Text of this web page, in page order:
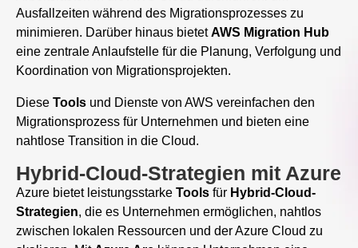
Ausfallzeiten während des Migrationsprozesses zu
minimieren. Darüber hinaus bietetAWS Migration Hub
eine zentrale Anlaufstelle für die Planung, Verfolgung und
Koordination von Migrationsprojekten.
Diese Tools und Dienste von AWS vereinfachen den
Migrationsprozess für Unternehmen und bieten eine
nahtlose Transition in die Cloud.
Hybrid-Cloud-Strategien mit Azure
Azure bietet leistungsstarke Tools für Hybrid-Cloud-
Strategien, die es Unternehmen ermöglichen, nahtlos
zwischen lokalen Ressourcen und der Azure Cloud zu